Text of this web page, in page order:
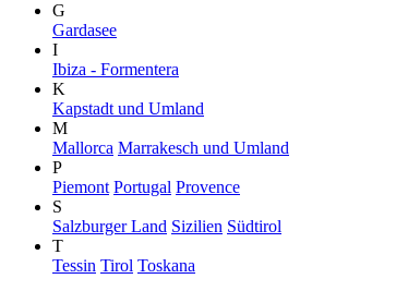
G
Gardasee
I
Ibiza - Formentera
K
Kapstadt und Umland
M
Mallorca Marrakesch und Umland
P
Piemont Portugal Provence
S
Salzburger Land Sizilien Südtirol
T
Tessin Tirol Toskana